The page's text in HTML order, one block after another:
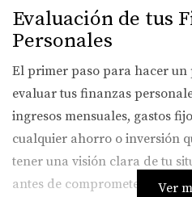
Evaluación de tus
Personales
El primer paso para hacer un
evaluar tus finanzas
ingresos mensuales, gastos
cualquier ahorro o inversión
tener una visión clara de tu
antes de comprometerte a
Ver